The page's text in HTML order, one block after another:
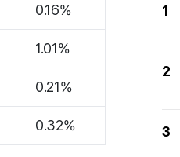
0.16%
1.01%
0.21%
0.32%
1
2
3